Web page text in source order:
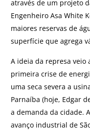
através de um projeto
Engenheiro Asa White
maiores reservas de
superfície que agrega
A ideia da represa veio
primeira crise de
uma seca severa a
Parnaíba (hoje, Edgar
a demanda da cidade.
avanço industrial de